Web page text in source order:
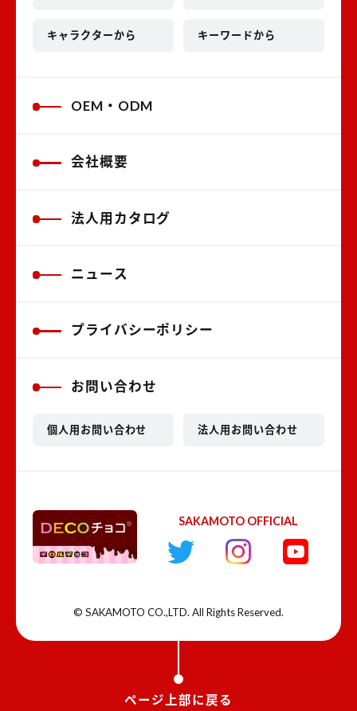
キャラクターから キーワードから
OEM・ODM
会社概要
法人用カタログ
ニュース
プライバシーポリシー
お問い合わせ
個人用お問い合わせ 法人用お問い合わせ
SAKAMOTO OFFICIAL
© SAKAMOTO CO.,LTD. All Rights Reserved.
ページ上部に戻る